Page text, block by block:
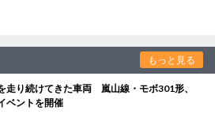
もっと見る
走り続けてきた車両 嵐山線・モボ301形、
ベントを開催